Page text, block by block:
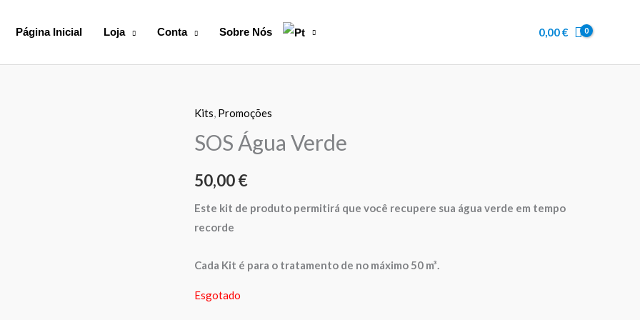
Página Inicial Loja Conta Sobre Nós 0,00€
Kits, Promoções
SOS Água Verde
50,00€
Este kit de produto permitirá que você recupere sua água verde em tempo
recorde
Cada Kit é para o tratamento de no máximo 50 m³.
Esgotado